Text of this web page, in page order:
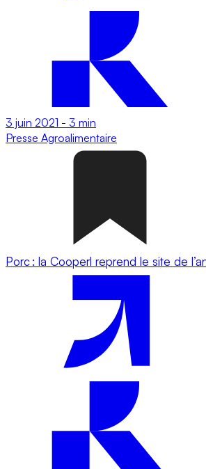
3 juin 2021 - 3 min
Presse Agroalimentaire
Porc : la Cooperl reprend le site de